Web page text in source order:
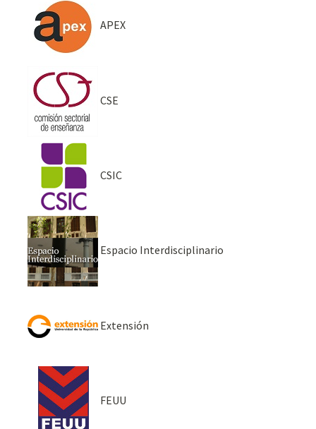
APEX
CSE
CSIC
Espacio Interdisciplinario
Extensión
FEUU